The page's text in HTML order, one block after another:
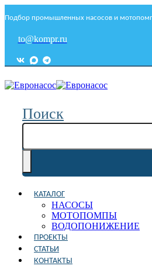
Подбор промышленных насосов и
to@kompr.ru
Поиск
КАТАЛОГ
НАСОСЫ
МОТОПОМПЫ
ВОДОПОНИЖЕНИЕ
ПРОЕКТЫ
СТАТЬИ
КОНТАКТЫ